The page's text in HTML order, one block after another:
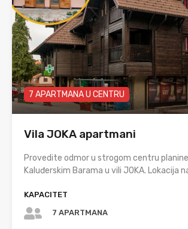
7 APARTMANA U CENTRU
Vila JOKA apartmani
Provedite odmor u strogom centru
Kaluđerskim Barama u vili JOKA. Lokacija
KAPACITET
7 APARTMANA